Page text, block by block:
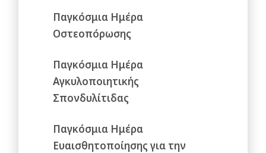
Παγκόσμια Ημέρα
Οστεοπόρωσης
Παγκόσμια Ημέρα
Αγκυλοποιητικής
Σπονδυλίτιδας
Παγκόσμια Ημέρα
Ευαισθητοποίησης για την